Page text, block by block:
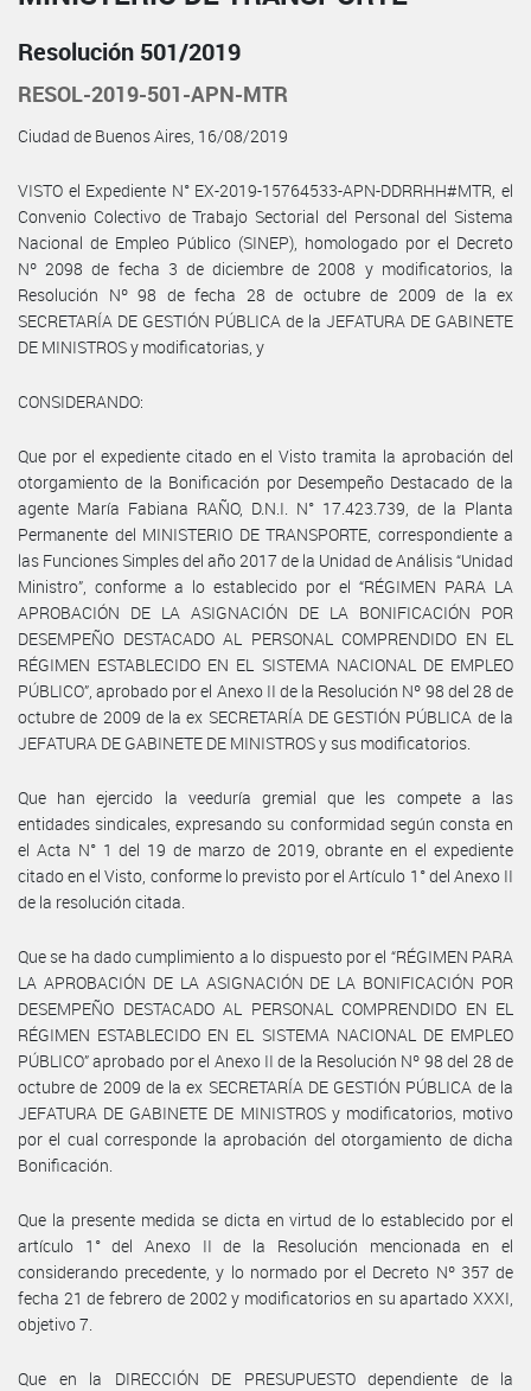
Resolución 501/2019
RESOL-2019-501-APN-MTR
Ciudad de Buenos Aires, 16/08/2019
VISTO el Expediente N° EX-2019-15764533-APN-DDRRHH#MTR, el
Convenio Colectivo de Trabajo Sectorial del Personal del Sistema
Nacional de Empleo Público (SINEP), homologado por el Decreto
Nº 2098 de fecha 3 de diciembre de 2008 y modificatorios, la
Resolución Nº 98 de fecha 28 de octubre de 2009 de la ex
SECRETARÍA DE GESTIÓN PÚBLICA de la JEFATURA DE GABINETE
DE MINISTROS y modificatorias, y
CONSIDERANDO:
Que por el expediente citado en el Visto tramita la aprobación del
otorgamiento de la Bonificación por Desempeño Destacado de la
agente María Fabiana RAÑO, D.N.I. N° 17.423.739, de la Planta
Permanente del MINISTERIO DE TRANSPORTE, correspondiente a
las Funciones Simples del año 2017 de la Unidad de Análisis “Unidad
Ministro”, conforme a lo establecido por el “RÉGIMEN PARA LA
APROBACIÓN DE LA ASIGNACIÓN DE LA BONIFICACIÓN POR
DESEMPEÑO DESTACADO AL PERSONAL COMPRENDIDO EN EL
RÉGIMEN ESTABLECIDO EN EL SISTEMA NACIONAL DE EMPLEO
PÚBLICO”, aprobado por el Anexo II de la Resolución Nº 98 del 28 de
octubre de 2009 de la ex SECRETARÍA DE GESTIÓN PÚBLICA de la
JEFATURA DE GABINETE DE MINISTROS y sus modificatorios.
Que han ejercido la veeduría gremial que les compete a las
entidades sindicales, expresando su conformidad según consta en
el Acta N° 1 del 19 de marzo de 2019, obrante en el expediente
citado en el Visto, conforme lo previsto por el Artículo 1° del Anexo II
de la resolución citada.
Que se ha dado cumplimiento a lo dispuesto por el “RÉGIMEN PARA
LA APROBACIÓN DE LA ASIGNACIÓN DE LA BONIFICACIÓN POR
DESEMPEÑO DESTACADO AL PERSONAL COMPRENDIDO EN EL
RÉGIMEN ESTABLECIDO EN EL SISTEMA NACIONAL DE EMPLEO
PÚBLICO” aprobado por el Anexo II de la Resolución Nº 98 del 28 de
octubre de 2009 de la ex SECRETARÍA DE GESTIÓN PÚBLICA de la
JEFATURA DE GABINETE DE MINISTROS y modificatorios, motivo
por el cual corresponde la aprobación del otorgamiento de dicha
Bonificación.
Que la presente medida se dicta en virtud de lo establecido por el
artículo 1° del Anexo II de la Resolución mencionada en el
considerando precedente, y lo normado por el Decreto Nº 357 de
fecha 21 de febrero de 2002 y modificatorios en su apartado XXXI,
objetivo 7.
Que en la DIRECCIÓN DE PRESUPUESTO dependiente de la